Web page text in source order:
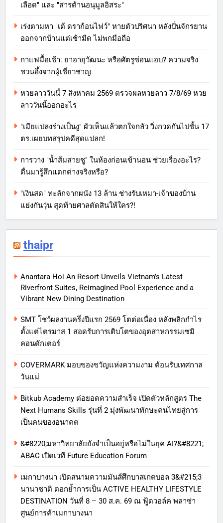
เลือด" และ "สารต้านอนุมูลอิสระ"
เร่งตามหา "เต้ ดราก้อนไฟว์" หายตัวปริศนา หลังปั่นจักรยาน
ออกจากบ้านแต่เช้ามืด ไม่พกมือถือ
กาแฟมื้อเช้า: ยาอายุวัฒนะ หรือศัตรูซ่อนแอบ? ความจริง
ชวนอึ้งจากผู้เชี่ยวชาญ
หวยลาววันนี้ 7 สิงหาคม 2569 ตรวจผลหวยลาว 7/8/69 หวย
ลาววันนี้ออกอะไร
"เมียแปลงร่างเป็นงู" ผัวเห็นแล้วตกใจกลัว วิ่งกวดกันไปชั้น 17
ตร.เผยบทสรุปคดีสุดแปลก!
การวาง "น้ำส้มสายชู" ในห้องก่อนเข้านอน ช่วยเรื่องอะไร?
ตื่นมารู้สึกแตกต่างจริงหรือ?
"เงินสด" ทะลักจากผนัง 13 ล้าน ช่างรับเหมา-เจ้าของบ้าน
แย่งกันวุ่น สุดท้ายศาลตัดสินให้ใคร?!
thaipr
Anantara Hoi An Resort Unveils Vietnam’s Latest
Riverfront Suites, Reimagined Pool Experience and a
Vibrant New Dining Destination
SMT โชว์ผลงานครึ่งปีแรก 2569 โตต่อเนื่อง หลังพลิกกำไร
ตั้งแต่ไตรมาส 1 สอดรับการเติบโตของอุตสาหกรรมเซมิ
คอนดักเตอร์
COVERMARK มอบของขวัญแห่งความงาม ต้อนรับเทศกาล
วันแม่
Bitkub Academy ต่อยอดความสำเร็จ เปิดตัวหลักสูตร The
Next Humans Skills รุ่นที่ 2 มุ่งพัฒนาทักษะคนไทยสู่การ
เป็นคนของอนาคต
&#8220;มหาวิทยาลัยยังจำเป็นอยู่หรือไม่ในยุค AI?&#8221;
ABAC เปิดเวที Future Education Forum
เมกาบางนา เปิดสนามความมันส์ศึกบาสเกตบอล 3&#215;3
นานาชาติ ตอกย้ำการเป็น ACTIVE HEALTHY LIFESTYLE
DESTINATION วันที่ 8 – 30 ส.ค. 69 ณ ฟู้ดวอล์ค พลาซ่า
ศูนย์การค้าเมกาบางนา